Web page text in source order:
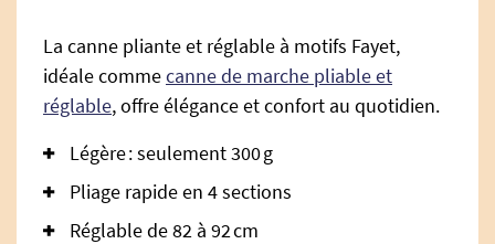
La canne pliante et réglable à motifs Fayet,
idéale commecanne de marche pliable et
réglable, offre élégance et confort au quotidien.
Légère : seulement 300 g
Pliage rapide en 4 sections
Réglable de 82 à 92 cm